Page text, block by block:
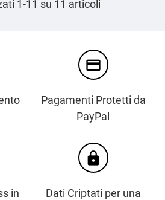
1-11 su 11 articoli
credit_card
Pagamenti Protetti da
PayPal
in
https
Dati Criptati per una